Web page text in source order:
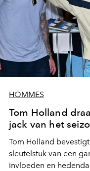
HOMMES
Tom Holland
jack van het
Tom Holland
sleutelstuk van een
invloeden en